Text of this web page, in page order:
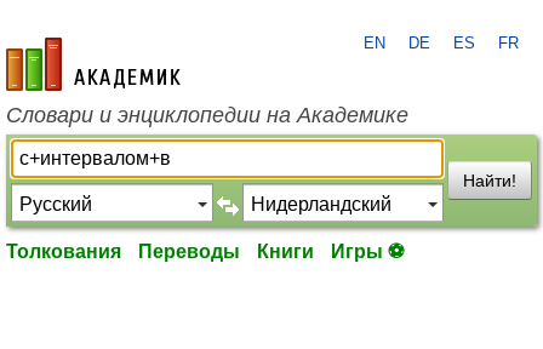
academic.ru
EN DE ES FR
Словари и энциклопедии на Академике
Найти!
Толкования Переводы Книги Игры ⚽